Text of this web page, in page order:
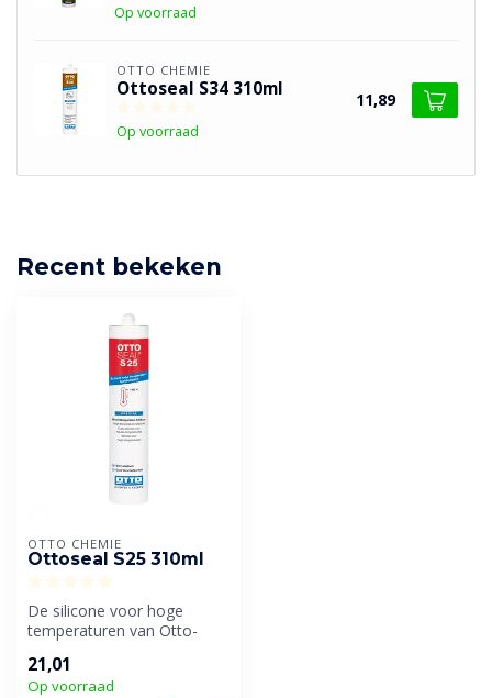
Op voorraad
OTTO CHEMIE
Ottoseal S34 310ml
Op voorraad
11,89
Recent bekeken
OTTO CHEMIE
Ottoseal S25 310ml
De silicone voor hoge
temperaturen van Otto-
binnen en buit...
21,01
Op voorraad